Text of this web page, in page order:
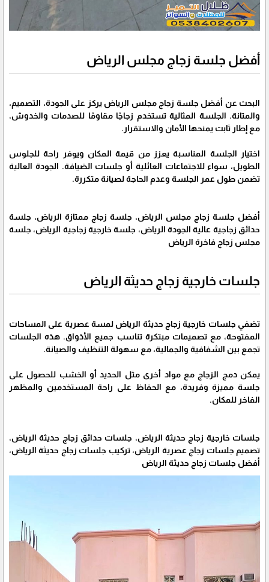
أفضل جلسة زجاج مجلس الرياض
البحث عن أفضل جلسة زجاج مجلس الرياض يركز على الجودة، التصميم،
والمتانة. الجلسة المثالية تستخدم زجاجًا مقاومًا للصدمات والخدوش،
مع إطار ثابت يمنحها الأمان والاستقرار.
اختيار الجلسة المناسبة يعزز من قيمة المكان ويوفر راحة للجلوس
الطويل، سواء للاجتماعات العائلية أو جلسات الضيافة. الجودة العالية
تضمن طول عمر الجلسة وعدم الحاجة لصيانة متكررة.
أفضل جلسة زجاج مجلس الرياض، جلسة زجاج ممتازة الرياض، جلسة
حدائق زجاجية عالية الجودة الرياض، جلسة خارجية زجاجية الرياض، جلسة
مجلس زجاج فاخرة الرياض
جلسات خارجية زجاج حديثة الرياض
تضفي جلسات خارجية زجاج حديثة الرياض لمسة عصرية على المساحات
المفتوحة، مع تصميمات مبتكرة تناسب جميع الأذواق. هذه الجلسات
تجمع بين الشفافية والجمالية، مع سهولة التنظيف والصيانة.
يمكن دمج الزجاج مع مواد أخرى مثل الحديد أو الخشب للحصول على
جلسة مميزة وفريدة، مع الحفاظ على راحة المستخدمين والمظهر
الفاخر للمكان.
جلسات خارجية زجاج حديثة الرياض، جلسات حدائق زجاج حديثة الرياض،
تصميم جلسات زجاج عصرية الرياض، تركيب جلسات زجاج حديثة الرياض،
أفضل جلسات زجاج حديثة الرياض